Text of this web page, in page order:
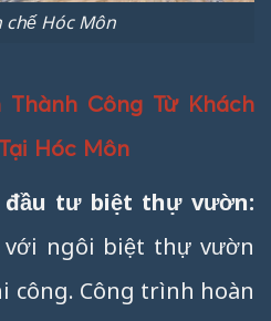
chế Hóc Môn
Thành Công Từ Khách
Hóc Môn
đầu tư biệt thự vườn:
ngôi biệt thự vườn
công. Công trình hoàn